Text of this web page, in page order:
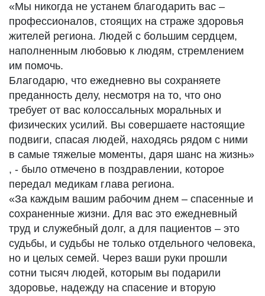
«Мы никогда не устанем благодарить вас –
профессионалов, стоящих на страже здоровья
жителей региона. Людей с большим сердцем,
наполненным любовью к людям, стремлением
им помочь.
Благодарю, что ежедневно вы сохраняете
преданность делу, несмотря на то, что оно
требует от вас колоссальных моральных и
физических усилий. Вы совершаете настоящие
подвиги, спасая людей, находясь рядом с ними
в самые тяжелые моменты, даря шанс на жизнь»
, - было отмечено в поздравлении, которое
передал медикам глава региона.
«За каждым вашим рабочим днем – спасенные и
сохраненные жизни. Для вас это ежедневный
труд и служебный долг, а для пациентов – это
судьбы, и судьбы не только отдельного человека,
но и целых семей. Через ваши руки прошли
сотни тысяч людей, которым вы подарили
здоровье, надежду на спасение и вторую